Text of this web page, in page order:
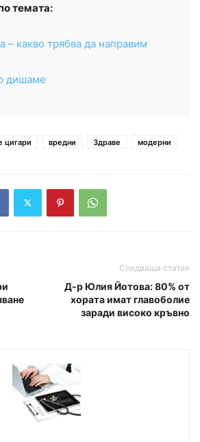
темата:
– какво трябва да направим
дишаме
цигари вредни Здраве модерни
Следваща статия
Д-р Юлия Йотова: 80% от
хората имат главоболие
заради високо кръвно